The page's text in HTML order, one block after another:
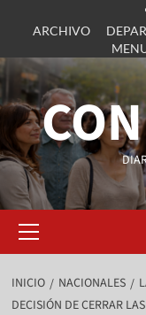
ARCHIVO
INICIO NACIONALES
DECISIÓN DE CERRAR